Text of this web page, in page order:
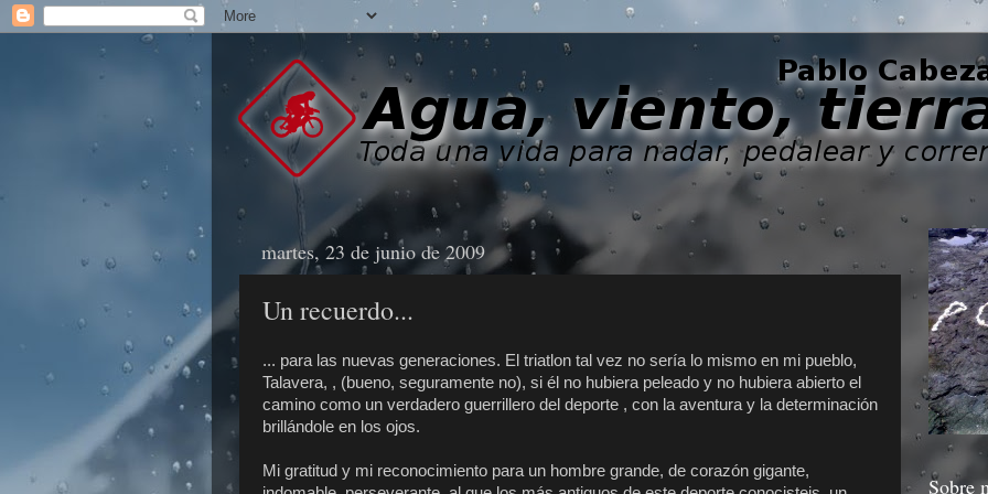
martes, 23 de junio de 2009
Un recuerdo...
... para las nuevas generaciones. El triatlon tal vez no sería lo mismo en mi pueblo,
Talavera, , (bueno, seguramente no), si él no hubiera peleado y no hubiera abierto el
camino como un verdadero guerrillero del deporte , con la aventura y la determinación
brillándole en los ojos.
Mi gratitud y mi reconocimiento para un hombre grande, de corazón gigante,
Sobre